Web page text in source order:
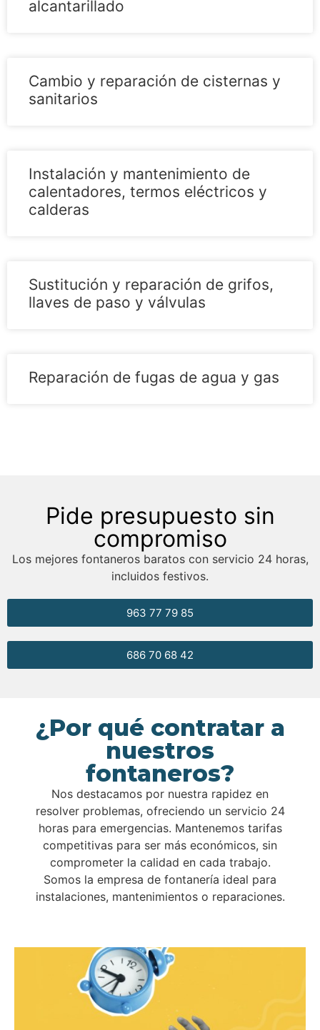
alcantarillado
Cambio y reparación de cisternas y
sanitarios
Instalación y mantenimiento de
calentadores, termos eléctricos y
calderas
Sustitución y reparación de grifos,
llaves de paso y válvulas
Reparación de fugas de agua y gas
Pide presupuesto sin
compromiso
Los mejores fontaneros baratos con servicio 24 horas,
incluidos festivos.
686 70 68 42
963 77 79 85
¿Por qué contratar a
nuestros
fontaneros?
Nos destacamos por nuestra rapidez en
resolver problemas, ofreciendo un servicio 24
horas para emergencias. Mantenemos tarifas
competitivas para ser más económicos, sin
comprometer la calidad en cada trabajo.
Somos la empresa de fontanería ideal para
instalaciones, mantenimientos o reparaciones.